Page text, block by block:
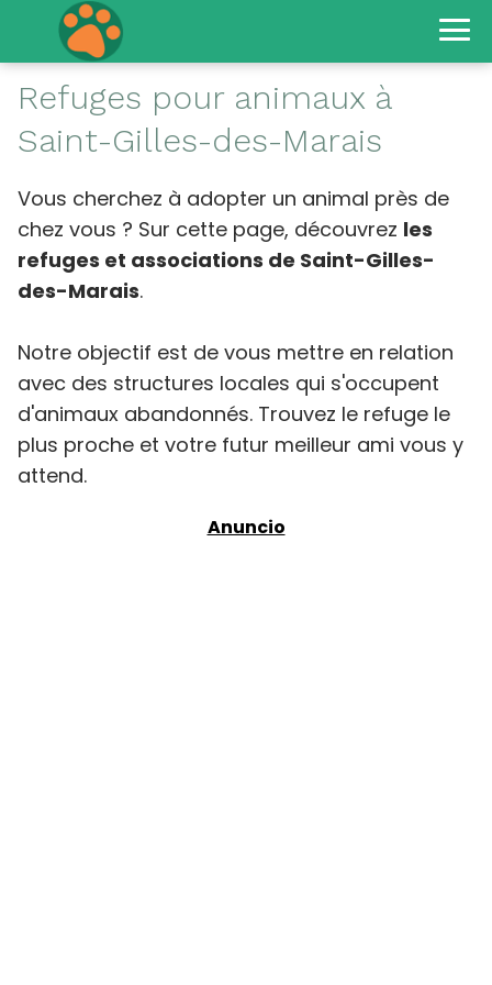
Refuges pour animaux à
Saint-Gilles-des-Marais
Vous cherchez à adopter un animal près de
chez vous ? Sur cette page, découvrez les
refuges et associations de Saint-Gilles-
des-Marais.
Notre objectif est de vous mettre en relation
avec des structures locales qui s'occupent
d'animaux abandonnés. Trouvez le refuge le
plus proche et votre futur meilleur ami vous y
attend.